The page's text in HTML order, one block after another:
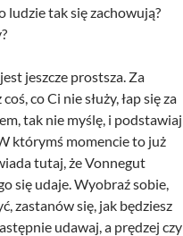
ludzie tak się zachowują?
jeszcze prostsza. Za
co Ci nie służy, łap się za
tak nie myślę, i podstawiaj
którymś momencie to już
tutaj, że Vonnegut
się udaje. Wyobraź sobie,
zastanów się, jak będziesz
udawaj, a prędzej czy